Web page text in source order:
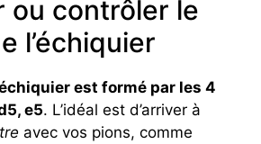
ou contrôler le
l’échiquier
est formé par les 4
e5. L’idéal est d’arriver à
avec vos pions, comme